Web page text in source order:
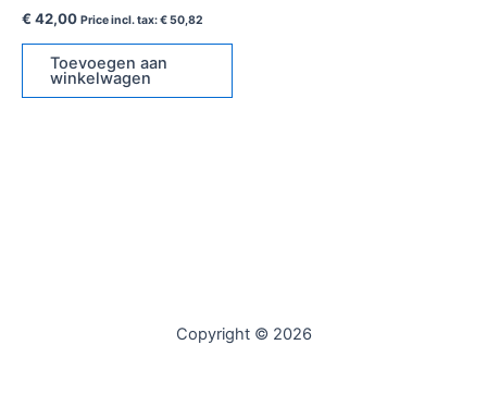
€ 42,00 Price incl. tax:€50,82
Toevoegen aan
winkelwagen
Copyright © 2026